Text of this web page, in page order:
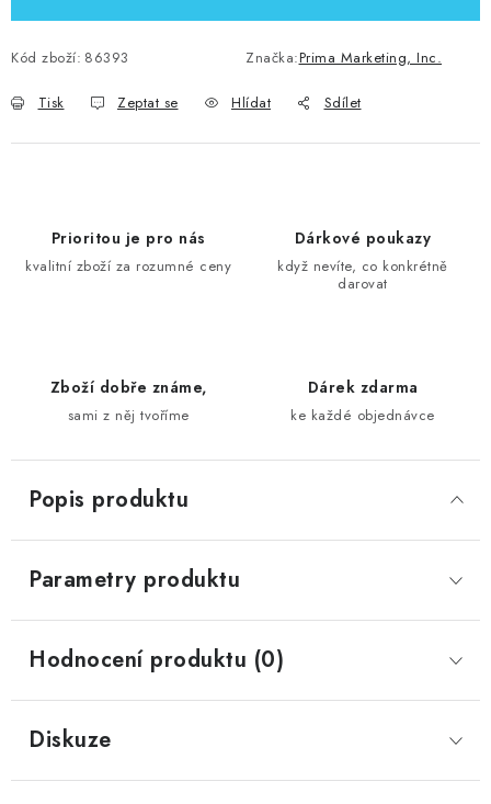
Kód zboží: 86393 Značka:Prima Marketing, Inc.
Tisk Zeptat se Hlídat Sdílet
Prioritou je pro nás
kvalitní zboží za rozumné ceny
Dárkové poukazy
když nevíte, co konkrétně
darovat
Zboží dobře známe,
sami z něj tvoříme
Dárek zdarma
ke každé objednávce
Popis produktu
Parametry produktu
Hodnocení produktu (0)
Diskuze